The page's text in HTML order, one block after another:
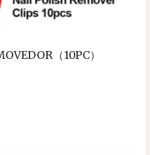
（10PC）